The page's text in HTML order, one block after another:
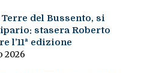
del Bussento, si
stasera Roberto
l’11ª edizione
2026